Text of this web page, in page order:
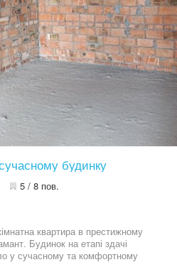
будинку
5 / 8 пов.
квартира в престижному
Будинок на етапі здачі
у сучасному та комфортному